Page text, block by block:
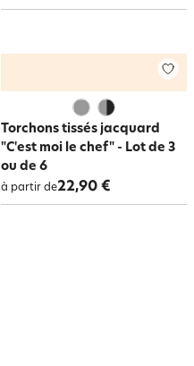
Torchons tissés jacquard
"C'est moi le chef" - Lot de 3
ou de 6
à partir de22,90 €